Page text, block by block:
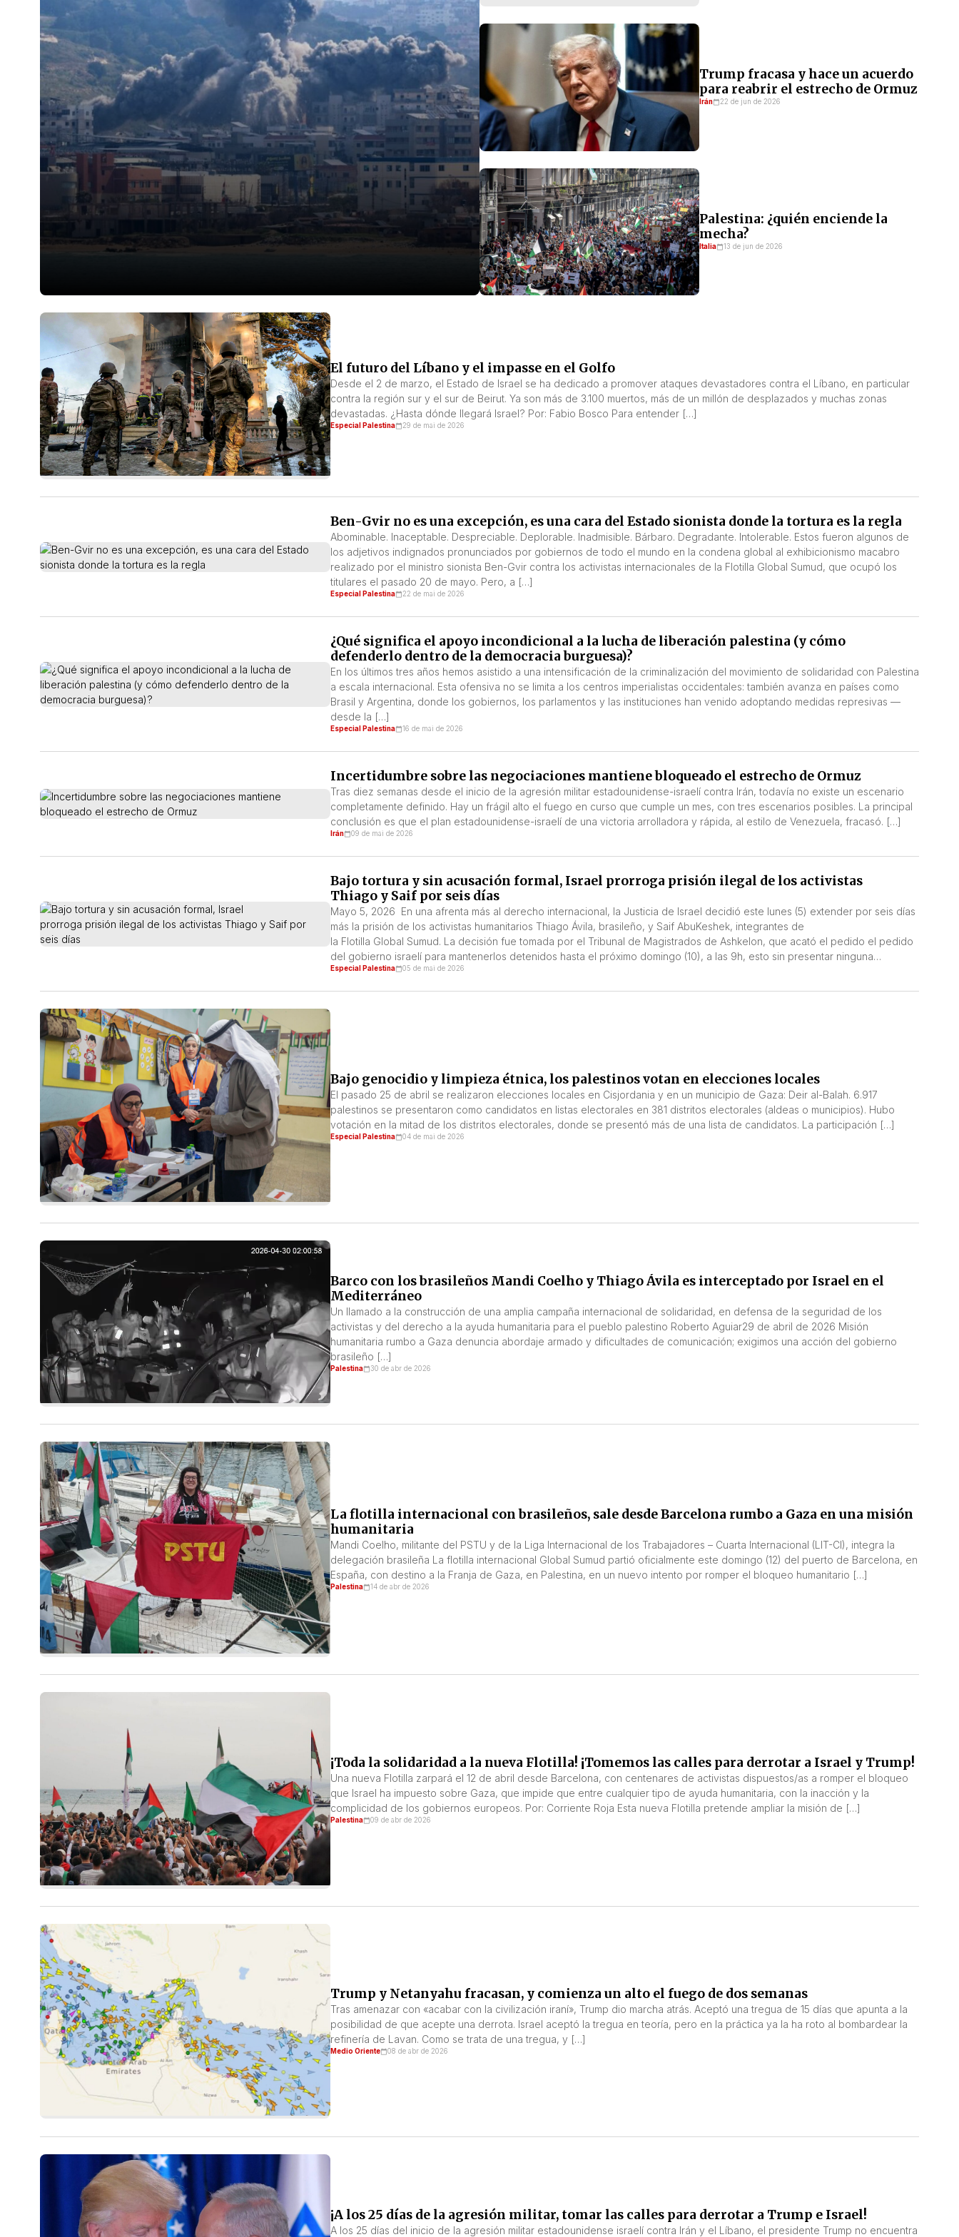
Trump fracasa y hace un acuerdo
para reabrir el estrecho de Ormuz
Irán 22 de jun de 2026
Palestina: ¿quién enciende la
mecha?
Italia 13 de jun de 2026
El futuro del Líbano y el impasse en el Golfo
Desde el 2 de marzo, el Estado de Israel se ha dedicado a promover ataques devastadores contra el Líbano, en particular
contra la región sur y el sur de Beirut. Ya son más de 3.100 muertos, más de un millón de desplazados y muchas zonas
devastadas. ¿Hasta dónde llegará Israel? Por: Fabio Bosco Para entender […]
Especial Palestina 29 de mai de 2026
Ben-Gvir no es una excepción, es una cara del Estado sionista donde la tortura es la regla
Abominable. Inaceptable. Despreciable. Deplorable. Inadmisible. Bárbaro. Degradante. Intolerable. Estos fueron algunos de
los adjetivos indignados pronunciados por gobiernos de todo el mundo en la condena global al exhibicionismo macabro
realizado por el ministro sionista Ben-Gvir contra los activistas internacionales de la Flotilla Global Sumud, que ocupó los
titulares el pasado 20 de mayo. Pero, a […]
Especial Palestina 22 de mai de 2026
¿Qué significa el apoyo incondicional a la lucha de liberación palestina (y cómo
defenderlo dentro de la democracia burguesa)?
En los últimos tres años hemos asistido a una intensificación de la criminalización del movimiento de solidaridad con Palestina
a escala internacional. Esta ofensiva no se limita a los centros imperialistas occidentales: también avanza en países como
Brasil y Argentina, donde los gobiernos, los parlamentos y las instituciones han venido adoptando medidas represivas —
desde la […]
Especial Palestina 16 de mai de 2026
Incertidumbre sobre las negociaciones mantiene bloqueado el estrecho de Ormuz
Tras diez semanas desde el inicio de la agresión militar estadounidense-israelí contra Irán, todavía no existe un escenario
completamente definido. Hay un frágil alto el fuego en curso que cumple un mes, con tres escenarios posibles. La principal
conclusión es que el plan estadounidense-israelí de una victoria arrolladora y rápida, al estilo de Venezuela, fracasó. […]
Irán 09 de mai de 2026
Bajo tortura y sin acusación formal, Israel prorroga prisión ilegal de los activistas
Thiago y Saif por seis días
Mayo 5, 2026 En una afrenta más al derecho internacional, la Justicia de Israel decidió este lunes (5) extender por seis días
más la prisión de los activistas humanitarios Thiago Ávila, brasileño, y Saif AbuKeshek, integrantes de
la Flotilla Global Sumud. La decisión fue tomada por el Tribunal de Magistrados de Ashkelon, que acató el pedido el pedido
del gobierno israelí para mantenerlos detenidos hasta el próximo domingo (10), a las 9h, esto sin presentar ninguna
acusación formal contra ninguno de los dos. Thiago y Saif fueron secuestrados la semana pasada por fuerzas israelíes, en
Especial Palestina 05 de mai de 2026
Bajo genocidio y limpieza étnica, los palestinos votan en elecciones locales
El pasado 25 de abril se realizaron elecciones locales en Cisjordania y en un municipio de Gaza: Deir al-Balah. 6.917
palestinos se presentaron como candidatos en listas electorales en 381 distritos electorales (aldeas o municipios). Hubo
votación en la mitad de los distritos electorales, donde se presentó más de una lista de candidatos. La participación […]
Especial Palestina 04 de mai de 2026
Barco con los brasileños Mandi Coelho y Thiago Ávila es interceptado por Israel en el
Mediterráneo
Un llamado a la construcción de una amplia campaña internacional de solidaridad, en defensa de la seguridad de los
activistas y del derecho a la ayuda humanitaria para el pueblo palestino Roberto Aguiar29 de abril de 2026 Misión
humanitaria rumbo a Gaza denuncia abordaje armado y dificultades de comunicación; exigimos una acción del gobierno
brasileño […]
Palestina 30 de abr de 2026
La flotilla internacional con brasileños, sale desde Barcelona rumbo a Gaza en una misión
humanitaria
Mandi Coelho, militante del PSTU y de la Liga Internacional de los Trabajadores – Cuarta Internacional (LIT-CI), integra la
delegación brasileña La flotilla internacional Global Sumud partió oficialmente este domingo (12) del puerto de Barcelona, en
España, con destino a la Franja de Gaza, en Palestina, en un nuevo intento por romper el bloqueo humanitario […]
Palestina 14 de abr de 2026
¡Toda la solidaridad a la nueva Flotilla! ¡Tomemos las calles para derrotar a Israel y Trump!
Una nueva Flotilla zarpará el 12 de abril desde Barcelona, con centenares de activistas dispuestos/as a romper el bloqueo
que Israel ha impuesto sobre Gaza, que impide que entre cualquier tipo de ayuda humanitaria, con la inacción y la
complicidad de los gobiernos europeos. Por: Corriente Roja Esta nueva Flotilla pretende ampliar la misión de […]
Palestina 09 de abr de 2026
Trump y Netanyahu fracasan, y comienza un alto el fuego de dos semanas
Tras amenazar con «acabar con la civilización iraní», Trump dio marcha atrás. Aceptó una tregua de 15 días que apunta a la
posibilidad de que acepte una derrota. Israel aceptó la tregua en teoría, pero en la práctica ya la ha roto al bombardear la
refinería de Lavan. Como se trata de una tregua, y […]
Medio Oriente 08 de abr de 2026
¡A los 25 días de la agresión militar, tomar las calles para derrotar a Trump e Israel!
A los 25 días del inicio de la agresión militar estadounidense israelí contra Irán y el Líbano, el presidente Trump no encuentra